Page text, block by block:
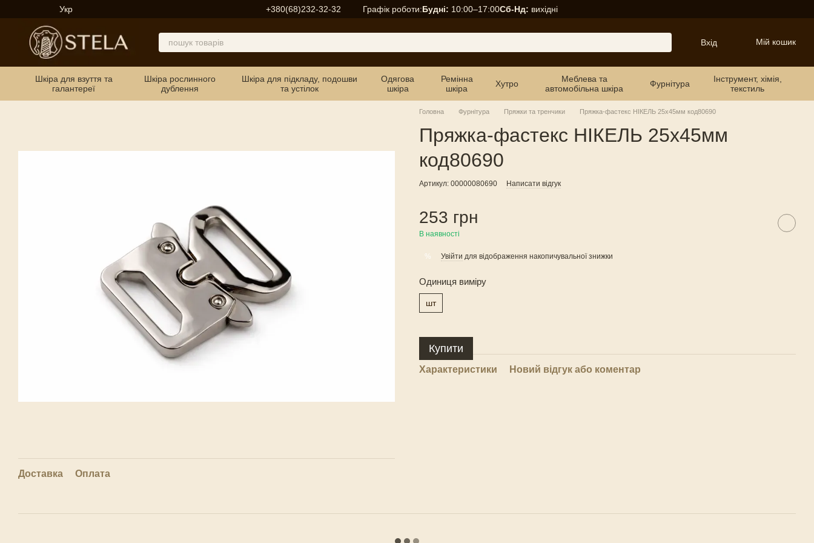
Перейти до основного контенту
Укр +380(68)232-32-32 Графік роботи:Будні: 10:00–17:00Сб-Нд: вихідні
Вхід Мій кошик
Шкіра для взуття та
галантереї
Шкіра рослинного
дублення
Шкіра для підкладу, подошви
та устілок
Одягова
шкіра
Ремінна
шкіра
Хутро
Меблева та
автомобільна шкіра
Фурнітура
Інструмент, хімія,
текстиль
Доставка Оплата
Головна Фурнітура Пряжки та тренчики Пряжка-фастекс НІКЕЛЬ 25х45мм код80690
Пряжка-фастекс НІКЕЛЬ 25х45мм
код80690
Артикул: 00000080690 Написати відгук
253 грн
В наявності
% Увійти для відображення накопичувальної знижки
Одиниця виміру
шт
Купити
Характеристики Новий відгук або коментар